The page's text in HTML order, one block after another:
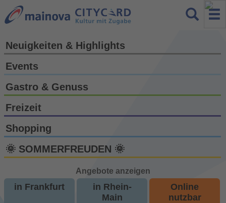
Neuigkeiten & Highlights
Events
Gastro & Genuss
Freizeit
Shopping
🌞 SOMMERFREUDEN 🌞
Angebote anzeigen
in Frankfurt
in Rhein-
Main
Online
nutzbar